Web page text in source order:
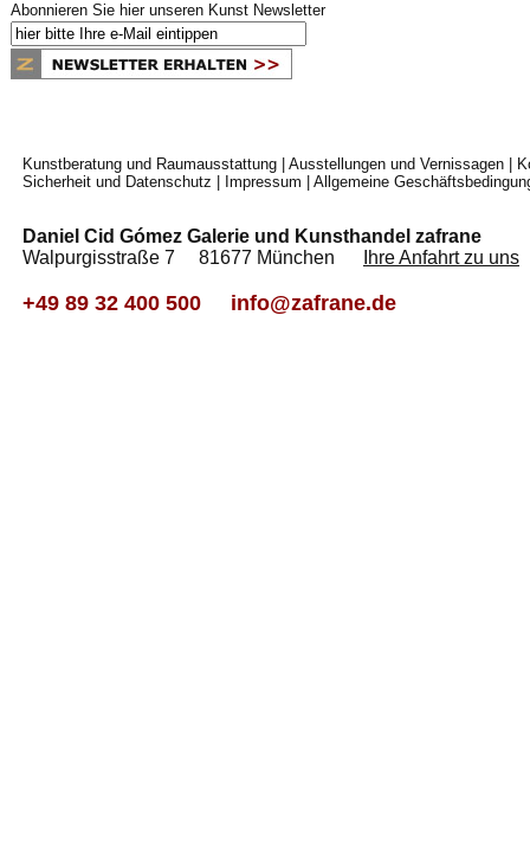
Abonnieren Sie hier unseren Kunst Newsletter
Kunstberatung und Raumausstattung Ausstellungen und Vernissagen
Sicherheit und Datenschutz
Impressum Allgemeine
Daniel Cid Gómez Galerie und Kunsthandel zafrane
Walpurgisstraße 7 81677 München
Ihre Anfahrt zu uns
+49 89 32 400 500 info@zafrane.de